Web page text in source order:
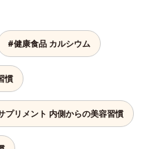
#健康食品 カルシウム
慣
プリメント 内側からの美容習慣